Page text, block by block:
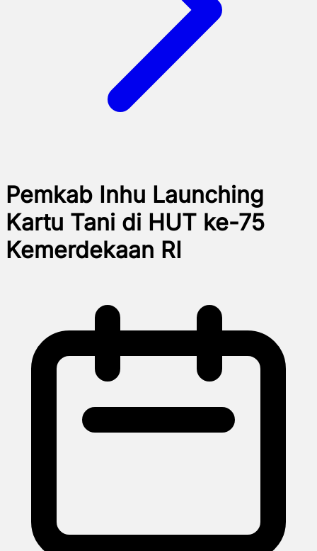
Pemkab Inhu Launching
Kartu Tani di HUT ke-75
Kemerdekaan RI